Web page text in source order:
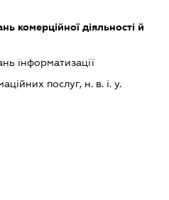
комерційної діяльності й
інформатизації
послуг, н. в. і. у.